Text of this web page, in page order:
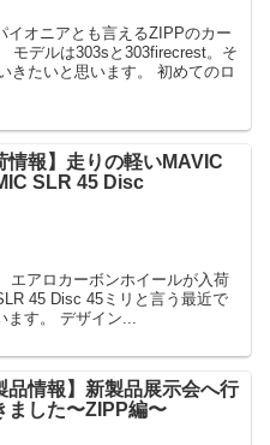
イオニアとも言えるZIPPのカー
モデルは303sと303firecrest。そ
きたいと思います。 初めてのロ
情報】走りの軽いMAVIC
SLR 45 Disc
エアロカーボンホイールが入荷
45 Disc 45ミリと言う最近で
す。 デザイン...
品情報】新製品展示会へ行
ました〜ZIPP編〜